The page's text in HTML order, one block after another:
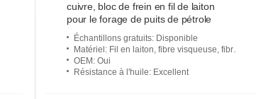
cuivre, bloc de frein en fil de laiton
pour le forage de puits de pétrole
Échantillons gratuits: Disponible
Matériel : Fil en laiton, fibre visqueuse, fibre de verre, résine, etc.
OEM : Oui
Résistance à l'huile: Excellent